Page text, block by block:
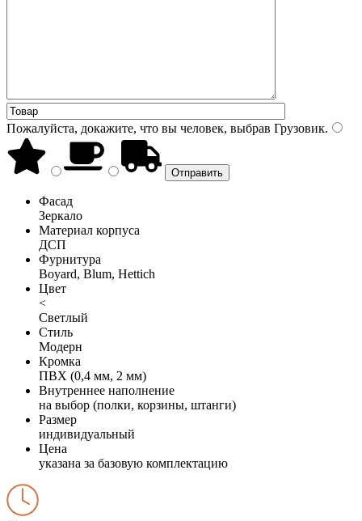
Пожалуйста, докажите, что вы человек, выбрав Грузовик.
Фасад
Зеркало
Материал корпуса
ДСП
Фурнитура
Boyard, Blum, Hettich
Цвет
<
Светлый
Стиль
Модерн
Кромка
ПВХ (0,4 мм, 2 мм)
Внутреннее наполнение
на выбор (полки, корзины, штанги)
Размер
индивидуальный
Цена
указана за базовую комплектацию